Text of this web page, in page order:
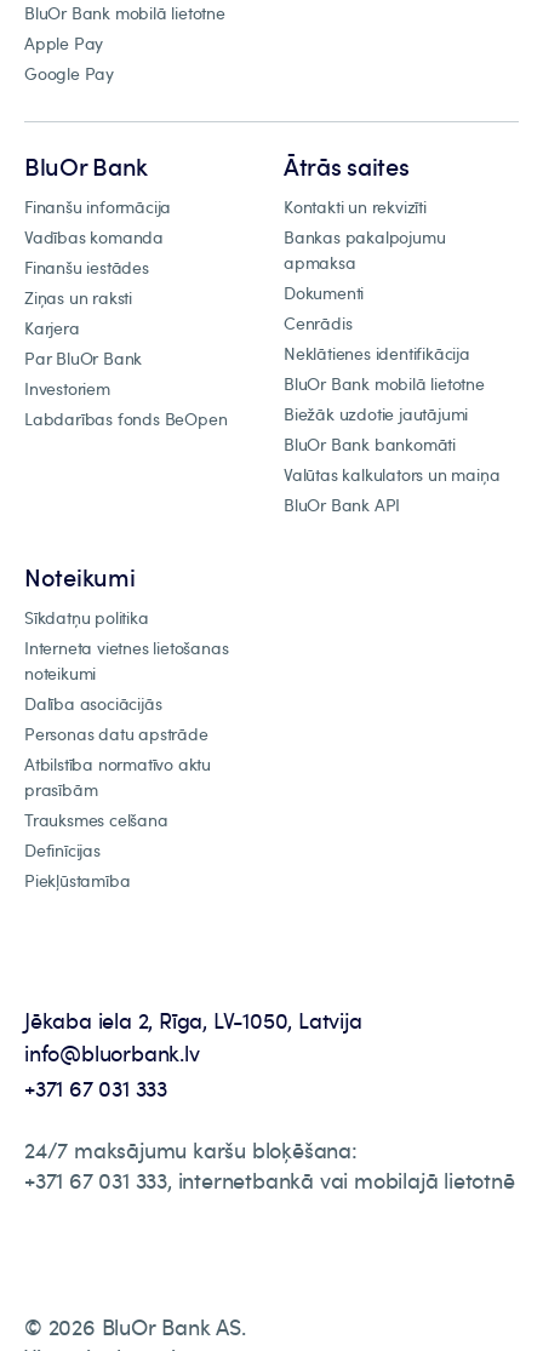
BluOr Bank mobilā lietotne
Apple Pay
Google Pay
BluOr Bank
Finanšu informācija
Vadības komanda
Finanšu iestādes
Ziņas un raksti
Karjera
Par BluOr Bank
Investoriem
Labdarības fonds BeOpen
Ātrās saites
Kontakti un rekvizīti
Bankas pakalpojumu
apmaksa
Dokumenti
Cenrādis
Neklātienes identifikācija
BluOr Bank mobilā lietotne
Biežāk uzdotie jautājumi
BluOr Bank bankomāti
Valūtas kalkulators un maiņa
BluOr Bank API
Noteikumi
Sīkdatņu politika
Interneta vietnes lietošanas
noteikumi
Dalība asociācijās
Personas datu apstrāde
Atbilstība normatīvo aktu
prasībām
Trauksmes celšana
Definīcijas
Piekļūstamība
Jēkaba iela 2, Rīga, LV-1050, Latvija
info@bluorbank.lv
+371 67 031 333
24/7 maksājumu karšu bloķēšana:
+371 67 031 333, internetbankā vai mobilajā lietotnē
© 2026 BluOr Bank AS.